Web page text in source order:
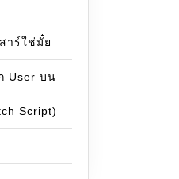
าร์ใช่มั๋ย
User บน
Script)